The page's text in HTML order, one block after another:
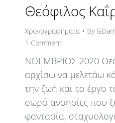
Θεόφιλος
Χρονογραφήματα By
1 Comment
ΝΟΕΜΒΡΙΟΣ 2020
αρχίσω να μελετάω
την ζωή και το έργο
σωρό ανοησίες που
φαντασία,